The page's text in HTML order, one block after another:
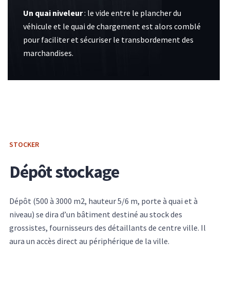
Un quai niveleur: le vide entre le plancher du
véhicule et le quai de chargement est alors comblé
pour faciliter et sécuriser le transbordement des
marchandises.
STOCKER
Dépôt stockage
Dépôt (500 à 3000 m2, hauteur 5/6 m, porte à quai et à
niveau) se dira d’un bâtiment destiné au stock des
grossistes, fournisseurs des détaillants de centre ville. Il
aura un accès direct au périphérique de la ville.